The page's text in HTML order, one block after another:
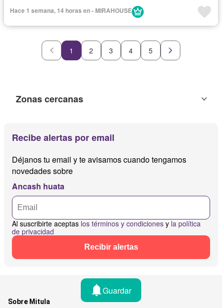
Hace 1 semana, 14 horas en - MIRAHOUSE
1 2 3 4 5
Zonas cercanas
Recibe alertas por email
Déjanos tu email y te avisamos cuando tengamos
novedades sobre
Ancash huata
Al suscribirte aceptas los términos y condiciones y la política
de privacidad
Recibir alertas
Guardar
Sobre Mitula